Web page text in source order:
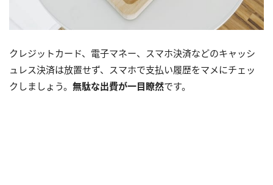
クレジットカード、電子マネー、スマホ決済などのキャッシ
ュレス決済は放置せず、スマホで支払い履歴をマメにチェッ
クしましょう。 無駄な出費が一目瞭然です。